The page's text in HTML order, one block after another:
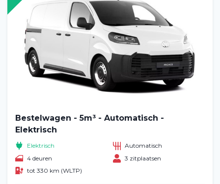
Bestelwagen - 5m³ - Automatisch -
Elektrisch
Elektrisch
Automatisch
4 deuren
3 zitplaatsen
tot 330 km (WLTP)